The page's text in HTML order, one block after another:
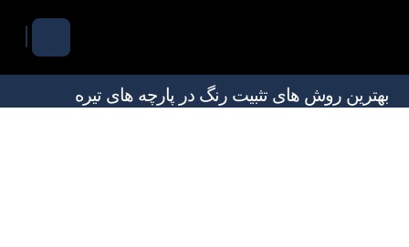
بهترین روش های تثبیت رنگ در پارچه های تیره